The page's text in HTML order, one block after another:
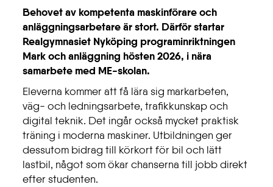
Behovet av kompetenta maskinförare och
anläggningsarbetare är stort. Därför startar
Realgymnasiet Nyköping programinriktningen
Mark och anläggning hösten 2026, i nära
samarbete med ME-skolan.
Eleverna kommer att få lära sig markarbeten,
väg- och ledningsarbete, trafikkunskap och
digital teknik. Det ingår också mycket praktisk
träning i moderna maskiner. Utbildningen ger
dessutom bidrag till körkort för bil och lätt
lastbil, något som ökar chanserna till jobb direkt
efter studenten.